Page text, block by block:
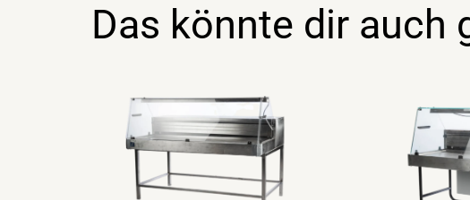
Das könnte dir auch